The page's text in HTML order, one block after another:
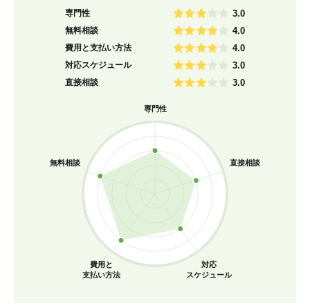
専門性 3.0
無料相談 4.0
費用と支払い方法 4.0
対応スケジュール 3.0
直接相談 3.0
専門性
直接相談
対応
スケジュール
費用と
支払い方法
無料相談